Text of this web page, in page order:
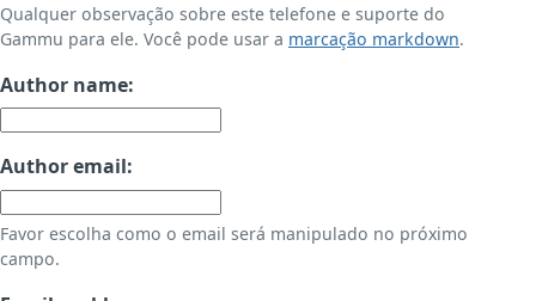
Qualquer observação sobre este telefone e suporte do
Gammu para ele. Você pode usar a marcação markdown.
Author name:
Author email:
Favor escolha como o email será manipulado no próximo
campo.